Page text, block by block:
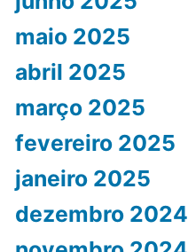
maio 2025
abril 2025
março 2025
fevereiro 2025
janeiro 2025
dezembro 2024